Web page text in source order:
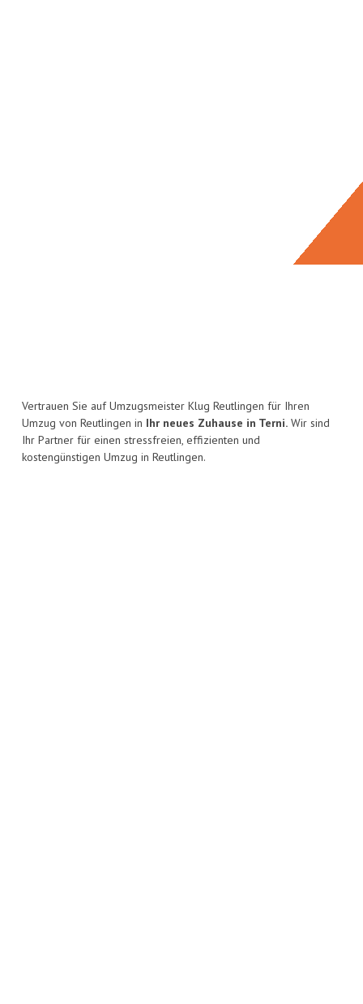
Vertrauen Sie auf Umzugsmeister Klug Reutlingen für Ihren
Umzug von Reutlingen in Ihr neues Zuhause in Terni. Wir sind
Ihr Partner für einen stressfreien, effizienten und
kostengünstigen Umzug in Reutlingen.